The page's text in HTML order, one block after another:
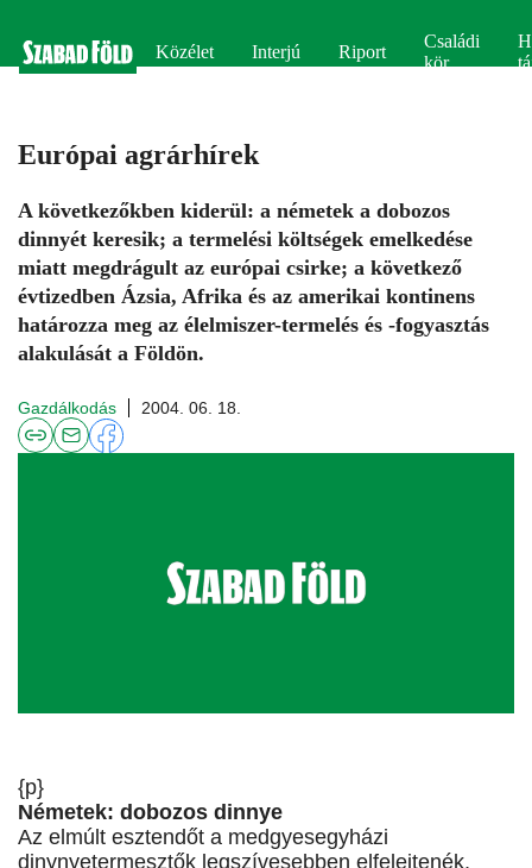
Közélet Interjú Riport
Családi
kör
Európai agrárhírek
A következőkben kiderül: a németek a dobozos
dinnyét keresik; a termelési költségek emelkedése
miatt megdrágult az európai csirke; a következő
évtizedben Ázsia, Afrika és az amerikai kontinens
határozza meg az élelmiszer-termelés és -fogyasztás
alakulását a Földön.
Gazdálkodás 2004. 06. 18.
{p}
Németek: dobozos dinnye
Az elmúlt esztendőt a medgyesegyházi
dinynyetermesztők legszívesebben elfelejtenék,